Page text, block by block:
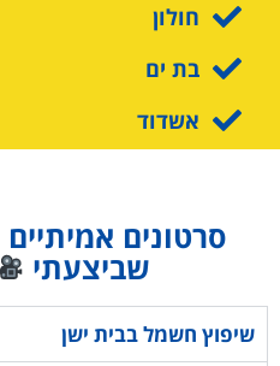
חולון
בת ים
אשדוד
סרטונים
שביצעתי
שיפוץ חשמל בבית ישן